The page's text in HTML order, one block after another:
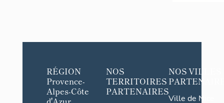
RÉGION
Provence-
Alpes-Côte
NOS
TERRITOIRES
PARTENAIRES
NOS VILLES
Ville de Nice